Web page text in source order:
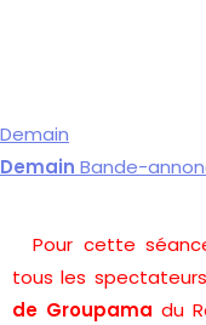
Demain
Demain Bande-
Pour cette
tous les
de Groupama du